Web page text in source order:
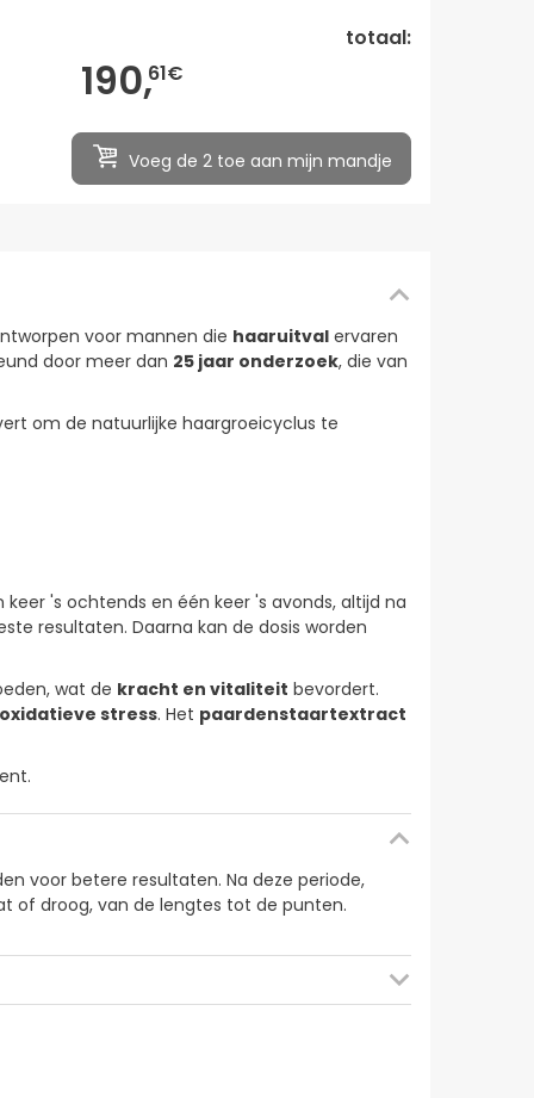
totaal:
190,61€
Voeg de 2 toe aan mijn mandje
voor mannen die haaruitval ervaren
door meer dan 25 jaar onderzoek, die van
om de natuurlijke haargroeicyclus te
keer 's ochtends en één keer 's avonds, altijd na
resultaten. Daarna kan de dosis worden
wat de kracht en vitaliteit bevordert.
oxidatieve stress. Het paardenstaartextract
voor betere resultaten. Na deze periode,
of droog, van de lengtes tot de punten.